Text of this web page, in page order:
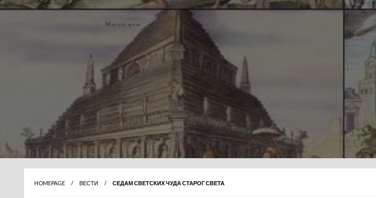
HOMEPAGE ВЕСТИ СЕДАМ СВЕТСКИХ ЧУДА СТАРОГ СВЕТА